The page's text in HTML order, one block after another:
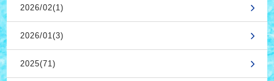
2026/02(1)
2026/01(3)
2025(71)